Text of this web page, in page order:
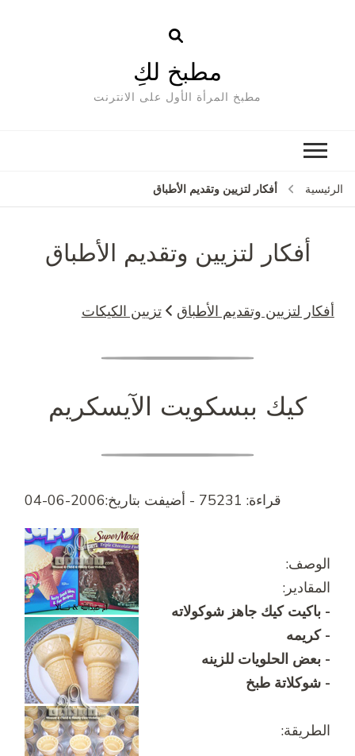
مطبخ لكِ
مطبخ المرأة الأول على الانترنت
الرئيسية أفكار لتزيين وتقديم الأطباق
أفكار لتزيين وتقديم الأطباق
أفكار لتزيين وتقديم الأطباق تزيين الكيكات
كيك ببسكويت الآيسكريم
قراءة: 75231 - أضيفت بتاريخ:2006-06-04
الوصف:
المقادير:
- باكيت كيك جاهز شوكولاته
- كريمه
- بعض الحلويات للزينه
- شوكلاتة طبخ
الطريقة: